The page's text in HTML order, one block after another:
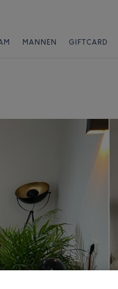
MANNEN GIFTCARD